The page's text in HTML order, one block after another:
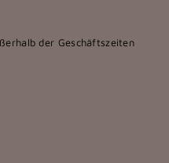
der Geschäftszeiten